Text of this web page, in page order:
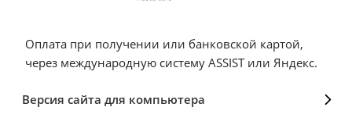
Оплата при получении или банковской картой,
через международную систему ASSIST или Яндекс.
Версия сайта для компьютера